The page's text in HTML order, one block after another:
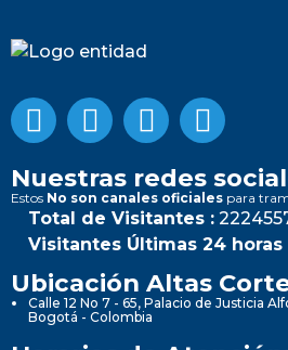
Nuestras redes
Estos No son canales oficiales para
Total de Visitantes :
Visitantes Últimas 24 horas
Ubicación Altas
Calle 12 No 7 - 65, Palacio de Justicia
Bogotá - Colombia